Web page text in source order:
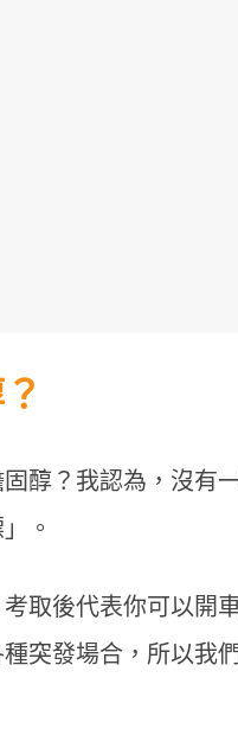
醇？我認為，沒有
。
取後代表你可以開
突發場合，所以我